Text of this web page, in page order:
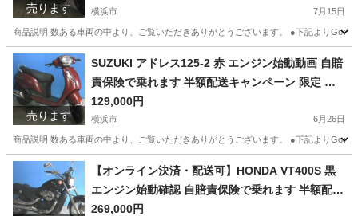
売ります 横浜市 7月15日
商品説明 数ある車両の中より、ご覧いただきありがとうございます。 ●下記より
神奈川 横浜市 エンジン
売ります
SUZUKI アドレス125-2 赤 エンジン始動動画 自賠
責保険で乗れます 半額配送キャンペーン 限定 現
状渡し諸経費￥0 横浜 P-Yard
129,000円
横浜市 6月26日
商品説明 数ある車両の中より、ご覧いただきありがとうございます。 ●下記より
神奈川 横浜市 スズキ エンジン
【オンライン決済・配送可】HONDA VT400S 黒
エンジン始動確認 自賠責保険で乗れます 半額配送
キャンペーン 期間限定 現状渡し諸経費￥0- 横浜 P
269,000円